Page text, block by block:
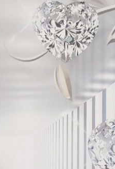
revestimento de verniz
perfeita
Premium
56
Peel
.6749 .00